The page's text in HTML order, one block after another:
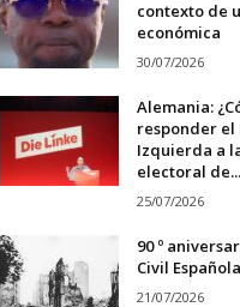
contexto de
económica
30/07/2026
Alemania:
responder
Izquierda a
electoral de...
25/07/2026
90 º
Civil Española
21/07/2026